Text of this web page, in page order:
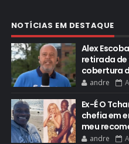
NOTÍCIAS EM DESTAQUE
Alex
retirada de
cobertura
andre
Ex-É O
chefia em
meu
andre